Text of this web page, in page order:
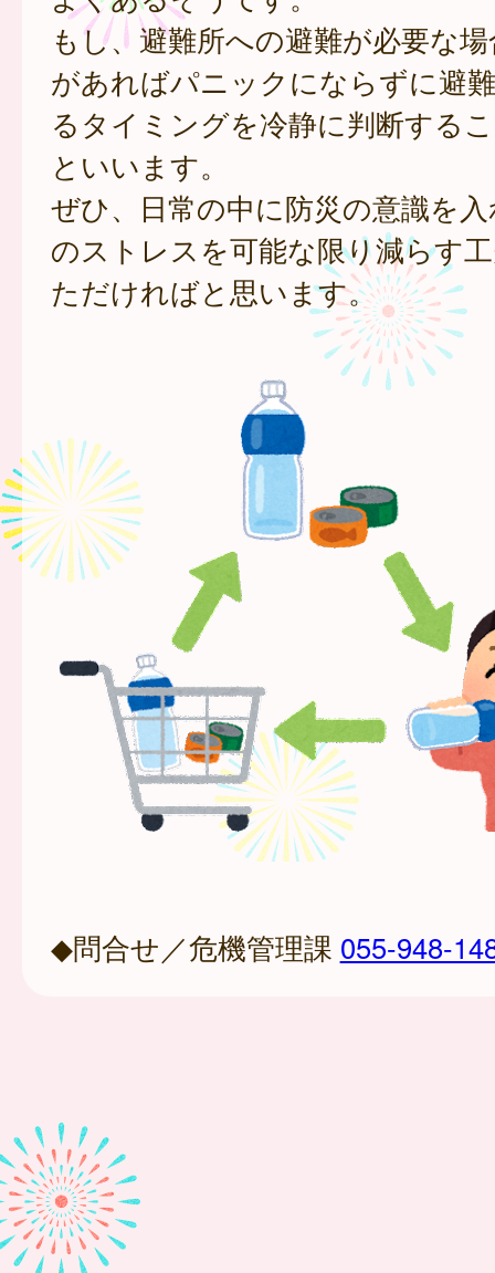
もし、避難所への避難が必要な
があればパニックにならずに避
るタイミングを冷静に判断する
といいます。
ぜひ、日常の中に防災の意識を
のストレスを可能な限り減らす
ただければと思います。
◆問合せ／危機管理課 055-948-